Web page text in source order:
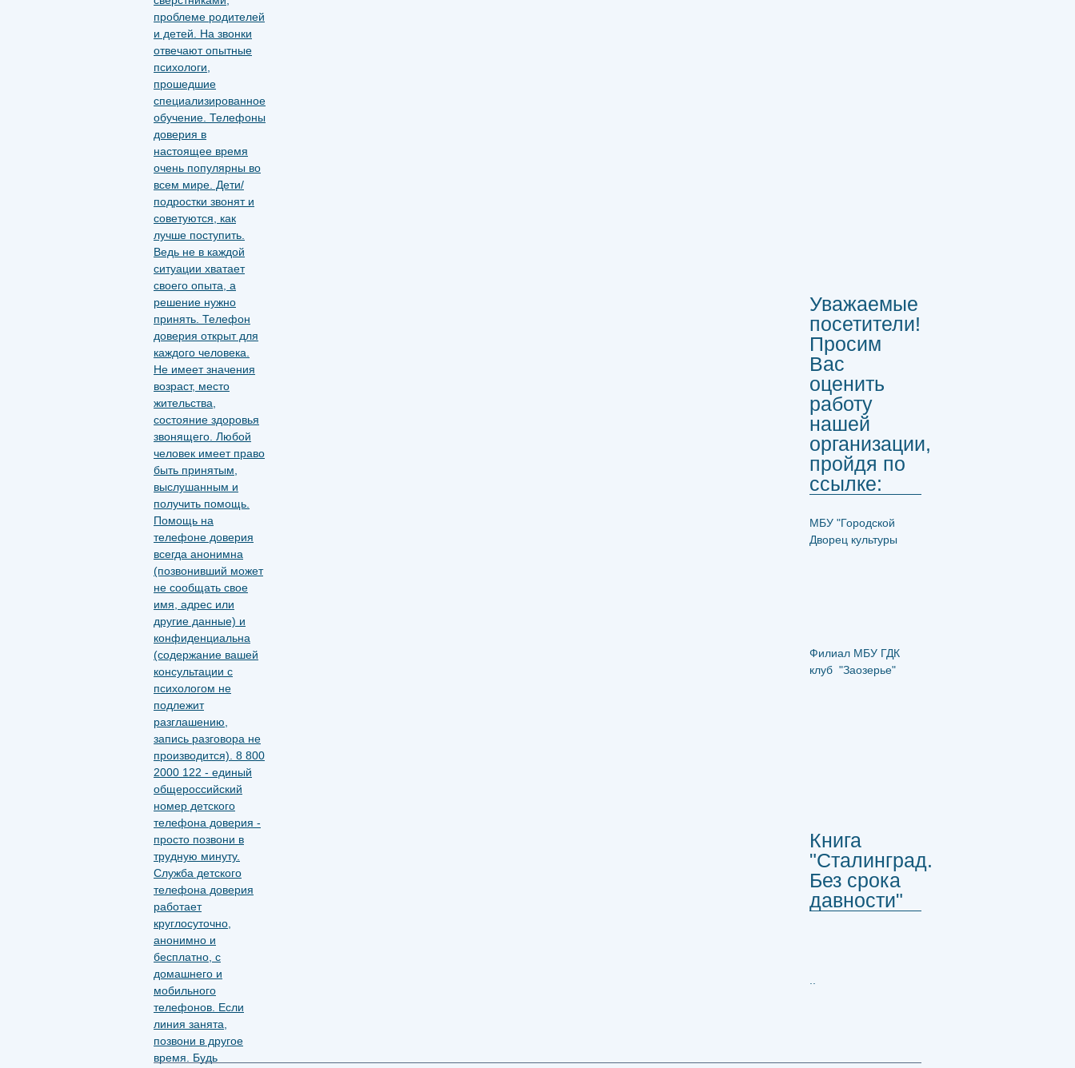
Уважаемые
посетители!
Просим
Вас
оценить
работу
нашей
организации,
пройдя по
ссылке:
МБУ "Городской
Дворец культуры
Филиал МБУ ГДК
клуб "Заозерье"
Книга
"Сталинград.
Без срока
давности"